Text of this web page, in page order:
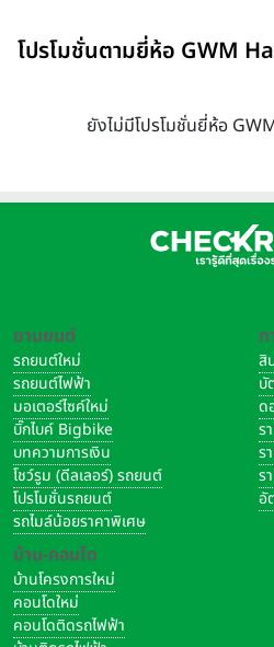
โปรโมชั่นตามยี่ห้อ GWM
ยังไม่มีโปรโมชั่นยี่ห้อ
ยานยนต์
รถยนต์ใหม่
รถยนต์ไฟฟ้า
มอเตอร์ไซค์ใหม่
บิ๊กไบค์ Bigbike
บทความการเงิน
โชว์รูม (ดีลเลอร์) รถยนต์
โปรโมชั่นรถยนต์
รถไมล์น้อยราคาพิเศษ
บ้าน-คอนโด
บ้านโครงการใหม่
คอนโดใหม่
คอนโดติดรถไฟฟ้า
ก
สิ
บั
ด
ร
ร
ร
อั